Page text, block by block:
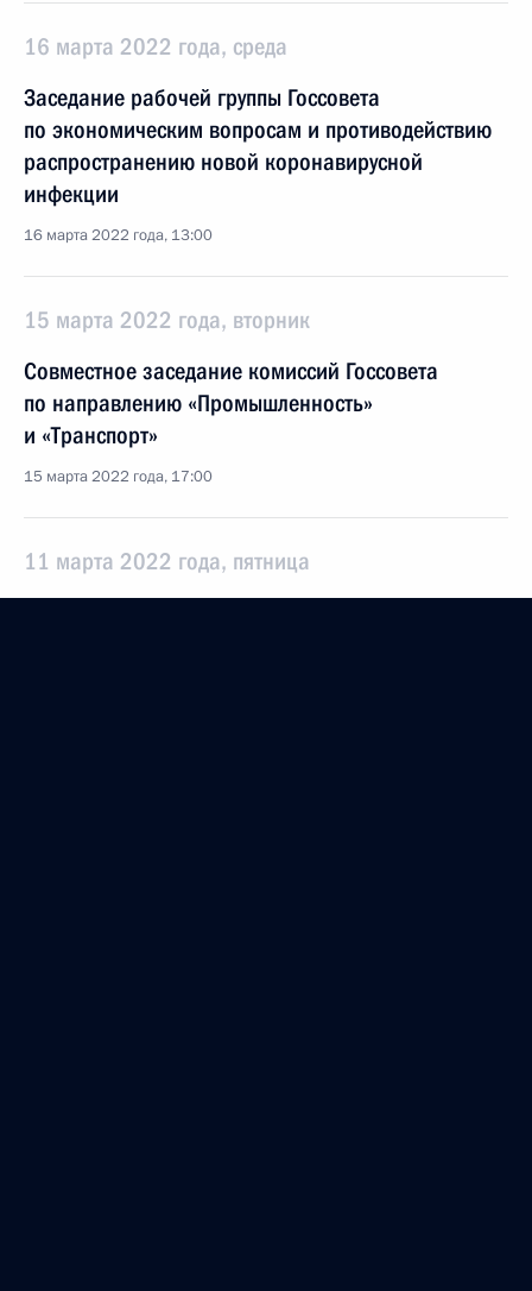
16 марта 2022 года, среда
Заседание рабочей группы Госсовета
по экономическим вопросам и противодействию
распространению новой коронавирусной
инфекции
16 марта 2022 года, 13:00
15 марта 2022 года, вторник
Совместное заседание комиссий Госсовета
по направлению «Промышленность»
и «Транспорт»
15 марта 2022 года, 17:00
11 марта 2022 года, пятница